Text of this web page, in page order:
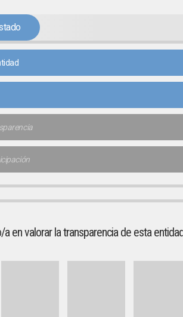
en valorar la transparencia de esta